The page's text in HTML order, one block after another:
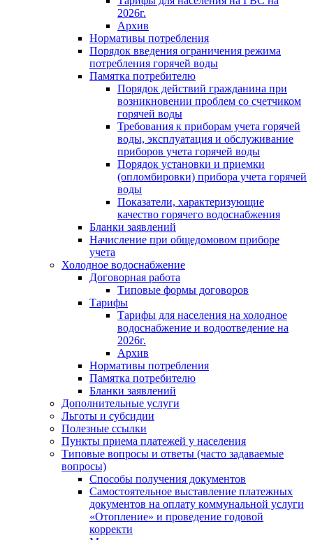
2026г.
Архив
Нормативы потребления
Порядок введения ограничения режима
потребления горячей воды
Памятка потребителю
Порядок действий гражданина при
возникновении проблем со счетчиком
горячей воды
Требования к приборам учета горячей
воды, эксплуатация и обслуживание
приборов учета горячей воды
Порядок установки и приемки
(опломбировки) прибора учета горячей
воды
Показатели, характеризующие
качество горячего водоснабжения
Бланки заявлений
Начисление при общедомовом приборе
учета
Холодное водоснабжение
Договорная работа
Типовые формы договоров
Тарифы
Тарифы для населения на холодное
водоснабжение и водоотведение на
2026г.
Архив
Нормативы потребления
Памятка потребителю
Бланки заявлений
Дополнительные услуги
Льготы и субсидии
Полезные ссылки
Пункты приема платежей у населения
Типовые вопросы и ответы (часто задаваемые
вопросы)
Способы получения документов
Самостоятельное выставление платежных
документов на оплату коммунальной услуги
«Отопление» и проведение годовой
корректи